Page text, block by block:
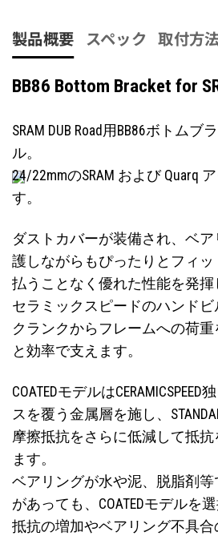
製品概要 スペック 取付方
BB86 Bottom Bracket for
SRAM DUB Road用BB86ボトムブ
ル。
24/22mmのSRAM および Quarq
す。
ダストカバーが装備され、ベ
護しながらもぴったりとフィ
払うことなく優れた性能を発揮
セラミックスピードのハンドビ
クランクからフレームへの荷
と効率で支えます。
COATEDモデルは
スを覆う金属層を施し、
摩擦抵抗をさらに低減して抵
ます。
ベアリングが水や泥、脱脂剤
があっても、COATEDモデルを
抵抗の増加やベアリング不具